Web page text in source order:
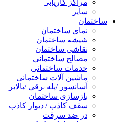
مراکز کاریابی
سایر
ساختمان
نمای ساختمان
شیشه ساختمان
نقاشی ساختمان
مصالح ساختمانی
خدمات ساختمانی
ماشین آلات ساختمانی
آسانسور /پله برقی /بالابر
بازسازی ساختمان
سقف کاذب / دیوار کاذب
در ضد سرقت